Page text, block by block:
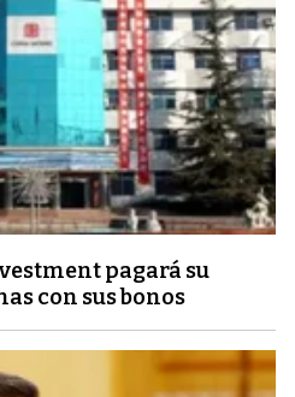
pagará su
con sus bonos